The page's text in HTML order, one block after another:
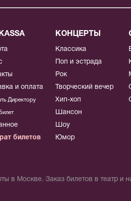
и оплата
Директору
билетов
КОНЦЕРТЫ
Классика
Поп и эстрада
Рок
Творческий вечер
Хип-хоп
Шансон
Шоу
Юмор
в Москве. Заказ билетов в театр и